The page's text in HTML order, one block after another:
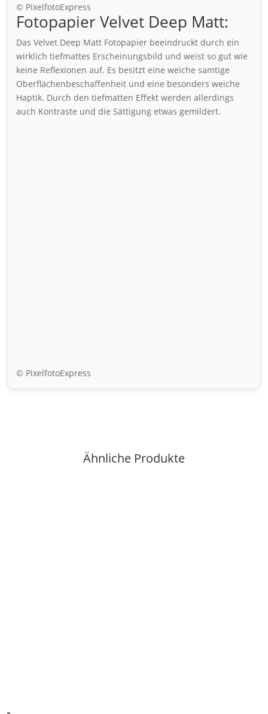
© PixelfotoExpress
Fotopapier Velvet Deep Matt:
Das Velvet Deep Matt Fotopapier beeindruckt durch ein
wirklich tiefmattes Erscheinungsbild und weist so gut wie
keine Reflexionen auf. Es besitzt eine weiche samtige
Oberflächenbeschaffenheit und eine besonders weiche
Haptik. Durch den tiefmatten Effekt werden allerdings
auch Kontraste und die Sättigung etwas gemildert.
© PixelfotoExpress
Ähnliche Produkte